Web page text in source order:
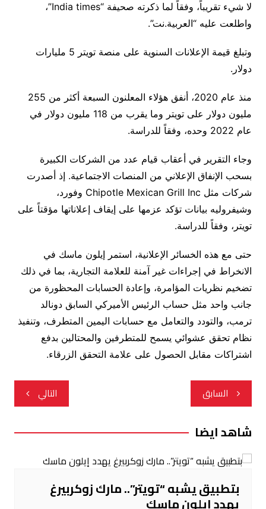
لا شيء تقريباً، وفقاً لما ذكرته صحيفة “India times”،
واطلعت عليه “العربية.نت”.
وتبلغ قيمة الإعلانات السنوية على منصة تويتر 5 مليارات
دولار.
منذ عام 2020، أنفق هؤلاء المعلنون السبعة أكثر من 255
مليون دولار على تويتر وما يقرب من 118 مليون دولار في
عام 2022 وحده، وفقاً للدراسة.
وجاء التقرير في أعقاب قيام عدد من الشركات الكبيرة
بسحب الإنفاق الإعلاني من المنصات الاجتماعية. إذ أصدرت
شركات مثل Chipotle Mexican Grill Inc وفورد،
وشيفروليه بيانات تؤكد عزمها على إيقاف إعلاناتها مؤقتاً على
تويتر، وفقاً للدراسة.
حتى مع هذه الخسائر الإعلانية، استمر إيلون ماسك في
الانخراط في إجراءات غير آمنة للعلامة التجارية، بما في ذلك
تضخيم نظريات المؤامرة، وإعادة الحسابات المحظورة من
جانب واحد مثل حساب الرئيس الأميركي السابق دونالد
ترمب، والتودد والتعامل مع حسابات اليمين المتطرف، وتنفيذ
نظام تحقق عشوائي يسمح للمتطرفين والمحتالين بدفع
اشتراكات مقابل الحصول على علامة التحقق الزرقاء.
تصفّح
المقالات
السابق التالي
شاهد ايضا
بتطبيق يشبه “تويتر”.. مارك زوكربيرغ
يهدد إيلون ماسك